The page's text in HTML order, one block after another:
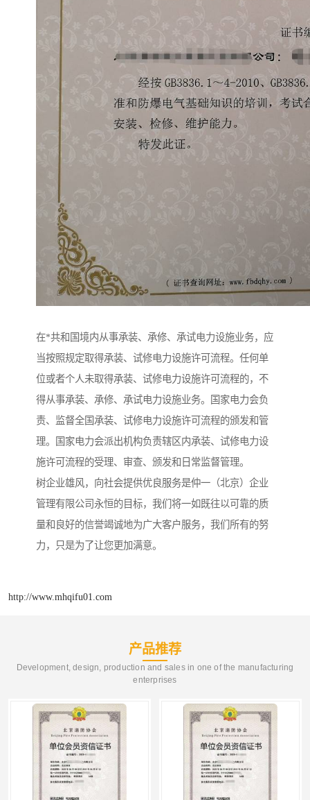
在*共和国境内从事承装、承修、承试电力设施业务，应
当按照规定取得承装、试修电力设施许可流程。任何单
位或者个人未取得承装、试修电力设施许可流程的，不
得从事承装、承修、承试电力设施业务。国家电力会负
责、监督全国承装、试修电力设施许可流程的颁发和管
理。国家电力会派出机构负责辖区内承装、试修电力设
施许可流程的受理、审查、颁发和日常监督管理。
树企业雄风，向社会提供优良服务是仲一（北京）企业
管理有限公司永恒的目标，我们将一如既往以可靠的质
量和良好的信誉竭诚地为广大客户服务，我们所有的努
力，只是为了让您更加满意。
http://www.mhqifu01.com
产品推荐
Development, design, production and sales in one of the manufacturing
enterprises